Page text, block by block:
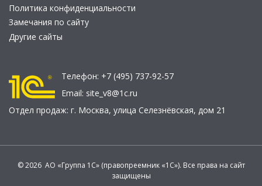
Политика конфиденциальности
Замечания по сайту
Другие сайты
Телефон: +7 (495) 737-92-57
Email: site_v8@1c.ru
Отдел продаж: г. Москва, улица Селезнёвская, дом 21
© 2026 АО «Группа 1С» (правопреемник «1С»). Все права на сайт
защищены